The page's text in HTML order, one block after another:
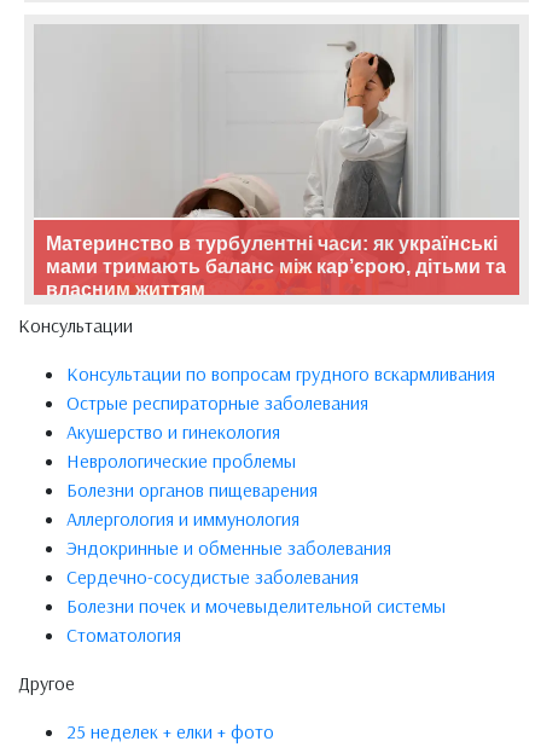
Материнство в турбулентні часи: як українські
мами тримають баланс між кар’єрою, дітьми та
власним життям
Консультации
Консультации по вопросам грудного вскармливания
Острые респираторные заболевания
Акушерство и гинекология
Неврологические проблемы
Болезни органов пищеварения
Аллергология и иммунология
Эндокринные и обменные заболевания
Сердечно-сосудистые заболевания
Болезни почек и мочевыделительной системы
Стоматология
Другое
25 неделек + елки + фото